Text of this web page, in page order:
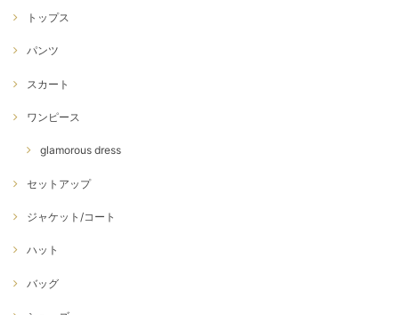
トップス
パンツ
スカート
ワンピース
glamorous dress
セットアップ
ジャケット/コート
ハット
バッグ